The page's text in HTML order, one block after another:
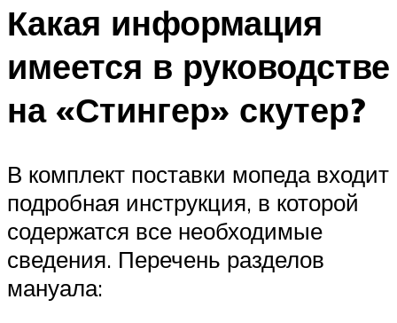
Какая информация
имеется в руководстве
на «Стингер» скутер?
В комплект поставки мопеда входит
подробная инструкция, в которой
содержатся все необходимые
сведения. Перечень разделов
мануала: